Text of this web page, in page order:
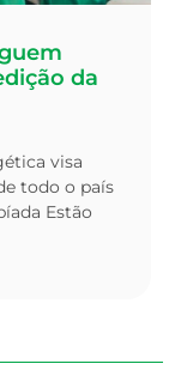
da
visa
todo o país
Estão